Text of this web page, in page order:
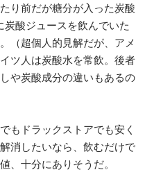
前だが糖分が入った炭酸
酸ジュースを飲んでいた
（超個人的見解だが、アメ
ツ人は炭酸水を常飲。後者
や炭酸成分の違いもあるの
もドラックストアでも安く
消したいなら、飲むだけで
、十分にありそうだ。